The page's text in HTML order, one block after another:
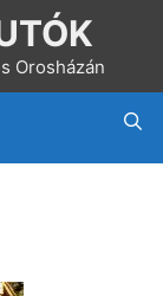
Orosházán